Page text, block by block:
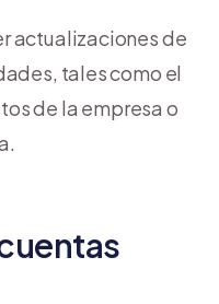
actualizaciones de
tales como el
de la empresa o